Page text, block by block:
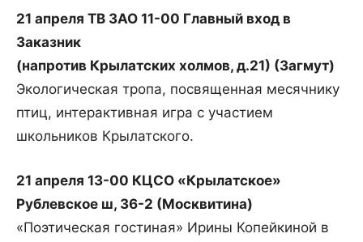
21 апреля ТВ ЗАО 11-00 Главный вход в
Заказник
(напротив Крылатских холмов, д.21) (Загмут)
Экологическая тропа, посвященная месячнику
птиц, интерактивная игра с участием
школьников Крылатского.
21 апреля 13-00 КЦСО «Крылатское»
Рублевское ш, 36-2 (Москвитина)
«Поэтическая гостиная» Ирины Копейкиной в